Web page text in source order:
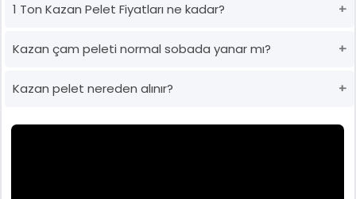
1 Ton Kazan Pelet Fiyatları ne kadar?
Kazan çam peleti normal sobada yanar mı?
Kazan pelet nereden alınır?